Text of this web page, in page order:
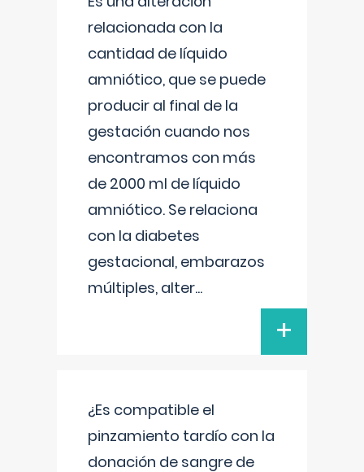
relacionada con la
cantidad de líquido
amniótico, que se puede
producir al final de la
gestación cuando nos
encontramos con más
de 2000 ml de líquido
amniótico. Se relaciona
con la diabetes
gestacional, embarazos
múltiples, alter...
+
¿Es compatible el
pinzamiento tardío con la
donación de sangre de